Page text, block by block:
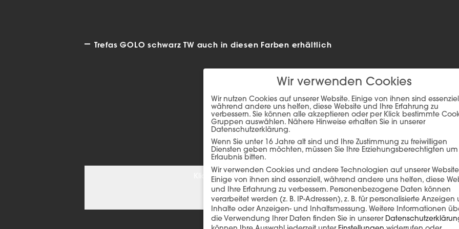
Trefas GOLO schwarz TW auch in diesen Farben erhältlich
Klicken Sie auf den unteren Button, um den Inhalt von player.flipsnack.com
Inhalt laden
Wir verwenden Cookies
Wir nutzen Cookies auf unserer Website. Einige von ihnen sind
während andere uns helfen, diese Website und Ihre Erfahrung zu
verbessern. Sie können alle akzeptieren oder per Klick bestimmte
Gruppen auswählen. Nähere Hinweise erhalten Sie in unserer
Datenschutzerklärung.
Wenn Sie unter 16 Jahre alt sind und Ihre Zustimmung zu freiwilligen
Diensten geben möchten, müssen Sie Ihre Erziehungsberechtigten um
Erlaubnis bitten.
Wir verwenden Cookies und andere Technologien auf unserer
Einige von ihnen sind essenziell, während andere uns helfen, diese
und Ihre Erfahrung zu verbessern. Personenbezogene Daten können
verarbeitet werden (z. B. IP-Adressen), z. B. für personalisierte Anzeigen
Inhalte oder Anzeigen- und Inhaltsmessung. Weitere Informationen
die Verwendung Ihrer Daten finden Sie in unserer